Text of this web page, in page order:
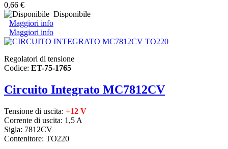
0,66 €
Disponibile
Maggiori info
Maggiori info
Regolatori di tensione
Codice: ET-75-1765
Circuito Integrato MC7812CV
Tensione di uscita: +12 V
Corrente di uscita: 1,5 A
Sigla: 7812CV
Contenitore: TO220